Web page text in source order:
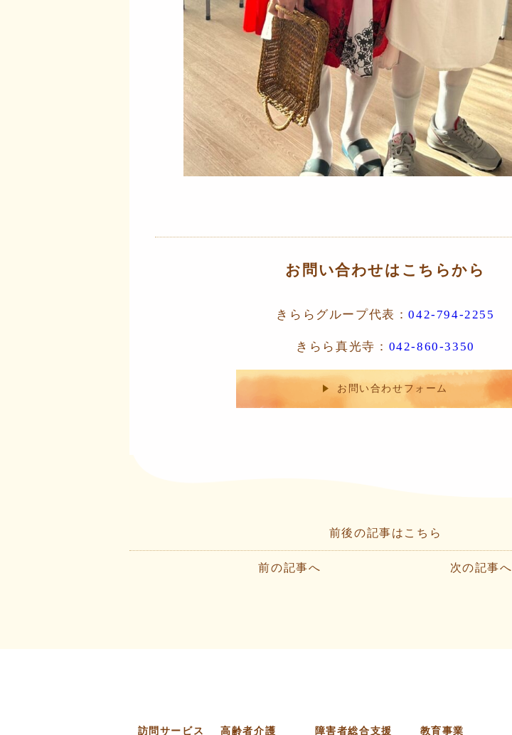
お問い合わせはこちらから
きららグループ代表：042-794-2255
きらら真光寺： 042-860-3350
お問い合わせフォーム
前後の記事はこちら
前の記事へ 次の記事へ
訪問サービス 高齢者介護 障害者総合支援 教育事業